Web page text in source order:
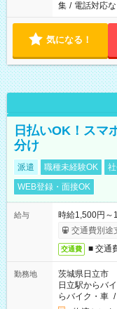
集 / 電話対応な
気になる！
日払いOK！スマ
分け
派遣 職種未経験OK
WEB登録・面接OK
給与
時給1,500円～
交通費別途
交通費 ■ 交通
勤務地
茨城県日立市
日立駅からバ
らバイク・車 /